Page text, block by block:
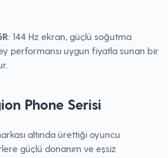
: 144 Hz ekran, güçlü soğutma
performansı uygun fiyatla sunan bir
Phone Serisi
altında ürettiği oyuncu
güçlü donanım ve eşsiz